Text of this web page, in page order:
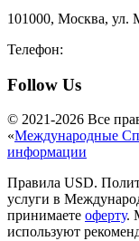
101000, Москва, ул.
Телефон:
Follow Us
© 2021-2026 Все
«Международные
информации
Правила USD.
услуги в
принимаете оферту.
используют